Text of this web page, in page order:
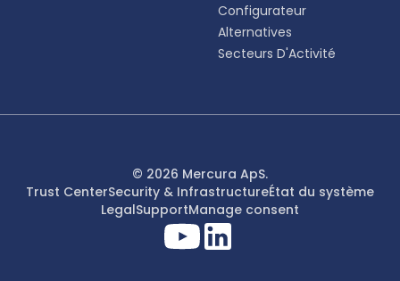
Svenska
Français
Configurateur
Alternatives
Secteurs D'Activité
© 2026 Mercura ApS.
Trust CenterSecurity & InfrastructureÉtat du système
LegalSupportManage consent